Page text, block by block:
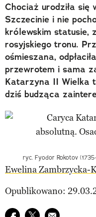
Chociaż urodziła się
Szczecinie i nie
królewskim statusie,
rosyjskiego tronu.
ośmieszana,
przewrotem i sama
Katarzyna II Wielka
dziś budząca
ryc. Fyodor Rokotov
Ewelina Zambrzycka-
Opublikowano:
Udostępnij na facebook
Udostępnij na
E-mail do